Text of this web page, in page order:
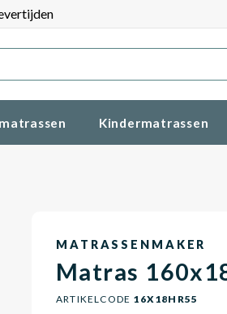
Kindermatrassen
MATRASSENMAKER
Matras
ARTIKELCODE 16X18HR55